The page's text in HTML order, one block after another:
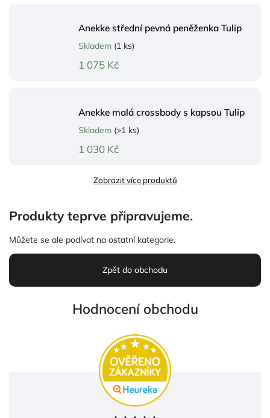
Anekke střední pevná peněženka Tulip
Skladem (1 ks)
1 075 Kč
Anekke malá crossbody s kapsou Tulip
Skladem (>1 ks)
1 030 Kč
Zobrazit více produktů
Produkty teprve připravujeme.
Můžete se ale podívat na ostatní kategorie.
Zpět do obchodu
Hodnocení obchodu